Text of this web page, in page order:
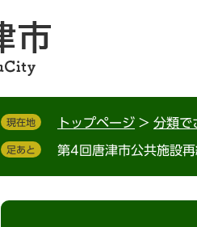
現在地 トップページ > 分類で
足あと 第4回唐津市公共施設
本